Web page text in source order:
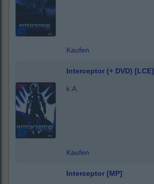
Kaufen
Interceptor (+ DVD) [LCE]
k.A.
Kaufen
Interceptor [MP]